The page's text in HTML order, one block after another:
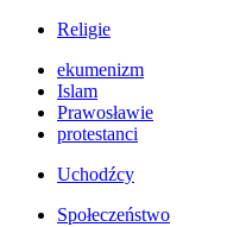
Religie
ekumenizm
Islam
Prawosławie
protestanci
Uchodźcy
Społeczeństwo